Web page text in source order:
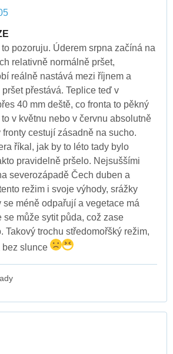
pozoruju. Úderem srpna začíná na
relativně normálně pršet,
reálně nastává mezi říjnem a
přestává. Teplice teď v
40 mm deště, co fronta to pěkný
v květnu nebo v červnu absolutně
cestují zásadně na sucho.
říkal, jak by to léto tady bylo
pravidelně pršelo. Nejsuššími
severozápadě Čech duben a
režim i svoje výhody, srážky
se méně odpařují a vegetace má
se může sytit půda, což zase
Takový trochu středomořšký režim,
bez slunce